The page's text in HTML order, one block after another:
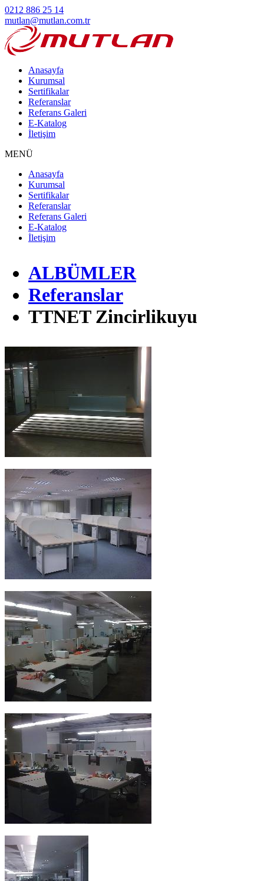
0212 886 25 14
mutlan@mutlan.com.tr
Anasayfa
Kurumsal
Sertifikalar
Referanslar
Referans Galeri
E-Katalog
İletişim
MENÜ
Anasayfa
Kurumsal
Sertifikalar
Referanslar
Referans Galeri
E-Katalog
İletişim
ALBÜMLER
Referanslar
TTNET Zincirlikuyu